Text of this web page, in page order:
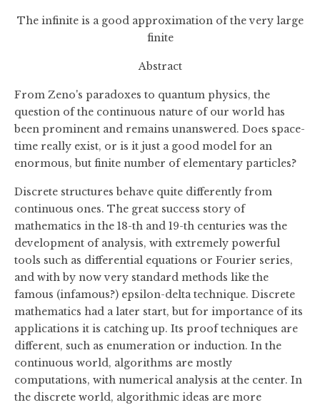
The infinite is a good approximation of the very large
finite
Abstract
From Zeno's paradoxes to quantum physics, the
question of the continuous nature of our world has
been prominent and remains unanswered. Does space-
time really exist, or is it just a good model for an
enormous, but finite number of elementary particles?
Discrete structures behave quite differently from
continuous ones. The great success story of
mathematics in the 18-th and 19-th centuries was the
development of analysis, with extremely powerful
tools such as differential equations or Fourier series,
and with by now very standard methods like the
famous (infamous?) epsilon-delta technique. Discrete
mathematics had a later start, but for importance of its
applications it is catching up. Its proof techniques are
different, such as enumeration or induction. In the
continuous world, algorithms are mostly
computations, with numerical analysis at the center. In
the discrete world, algorithmic ideas are more